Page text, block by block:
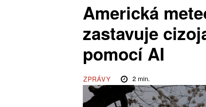
Americká
zastavuje
pomocí AI
ZPRÁVY 2 min.